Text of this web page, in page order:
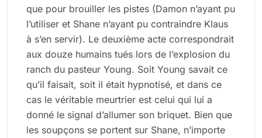
que pour brouiller les pistes (Damon n’ayant pu
l’utiliser et Shane n’ayant pu contraindre Klaus
à s’en servir). Le deuxième acte correspondrait
aux douze humains tués lors de l’explosion du
ranch du pasteur Young. Soit Young savait ce
qu’il faisait, soit il était hypnotisé, et dans ce
cas le véritable meurtrier est celui qui lui a
donné le signal d’allumer son briquet. Bien que
les soupçons se portent sur Shane, n’importe